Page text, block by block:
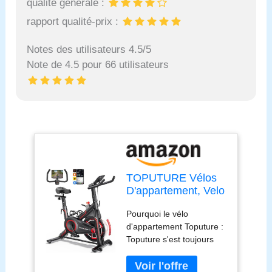
qualité générale :
rapport qualité-prix :
Notes des utilisateurs 4.5/5
Note de 4.5 pour 66 utilisateurs
TOPUTURE Vélos
D'appartement, Velo
Connecté APP, Vélo
d'intérieur avec
silencieux, Vélo
d'Exercice
Résistance
Pourquoi le vélo
d'appartement Toputure :
Toputure s'est toujours
concepts de fitness